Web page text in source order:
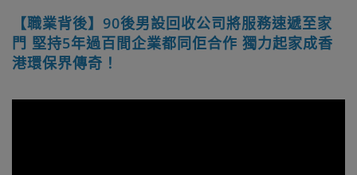
【職業背後】90後男設回收公司將服務速遞至家
門 堅持5年過百間企業都同佢合作 獨力起家成香
港環保界傳奇！